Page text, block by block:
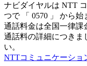
ナビダイヤルは NTT
つで 「 0570 」 から始
通話料金は全国一律課
通話料の詳細につきま
い。
NTTコミュニケーショ